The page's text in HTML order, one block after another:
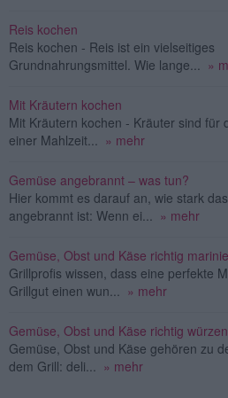
Reis kochen
Reis kochen - Reis ist ein vielseitiges
Grundnahrungsmittel. Wie lange... »
Mit Kräutern kochen
Mit Kräutern kochen - Kräuter sind für
einer Mahlzeit... » mehr
Gemüse angebrannt – was tun?
Hier kommt es darauf an, wie stark
angebrannt ist: Wenn ei... » mehr
Gemüse, Obst und Käse richtig
Grillprofis wissen, dass eine perfekte
Grillgut einen wun... » mehr
Gemüse, Obst und Käse richtig
Gemüse, Obst und Käse gehören zu
dem Grill: deli... » mehr